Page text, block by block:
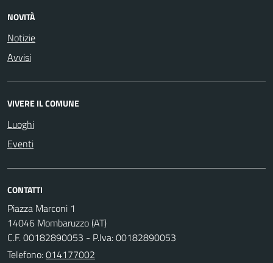
NOVITÀ
Notizie
Avvisi
VIVERE IL COMUNE
Luoghi
Eventi
CONTATTI
Piazza Marconi 1
14046 Mombaruzzo (AT)
C.F. 00182890053 - P.Iva: 00182890053
Telefono:014177002